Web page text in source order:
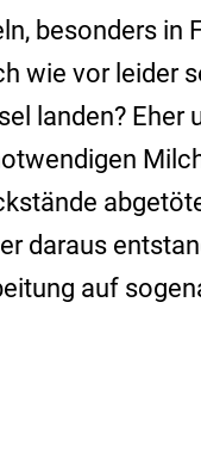
besonders in
wie vor leider
landen?
daraus
auf